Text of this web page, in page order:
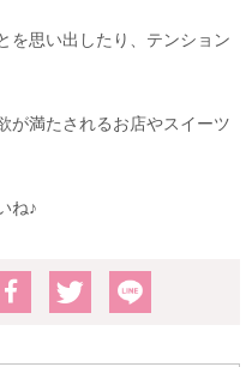
を思い出したり、テンション
が満たされるお店やスイーツ
ね♪